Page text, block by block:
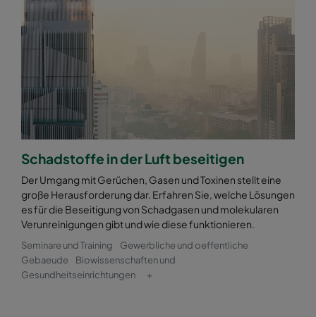
Schadstoffe in der Luft beseitigen
Der Umgang mit Gerüchen, Gasen und Toxinen stellt eine
große Herausforderung dar. Erfahren Sie, welche Lösungen
es für die Beseitigung von Schadgasen und molekularen
Verunreinigungen gibt und wie diese funktionieren.
Seminare und Training
Gewerbliche und oeffentliche
Gebaeude
Biowissenschaften und
Gesundheitseinrichtungen
+